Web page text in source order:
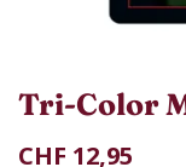
Tri-Color
CHF 12,95